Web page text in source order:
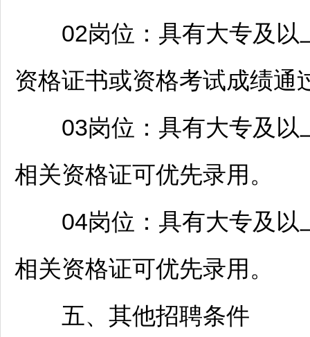
02岗位：具有大专及以
资格证书或资格考试成绩通
03岗位：具有大专及以
相关资格证可优先录用。
04岗位：具有大专及以
相关资格证可优先录用。
五、其他招聘条件